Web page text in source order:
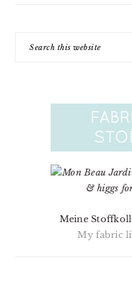
Meine
My fabric